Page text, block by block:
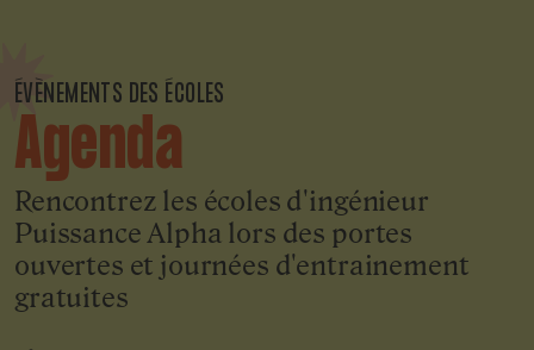
ÉVÈNEMENTS DES ÉCOLES
Agenda
Rencontrez les écoles d'ingénieur
Puissance Alpha lors des portes
ouvertes et journées d'entrainement
gratuites